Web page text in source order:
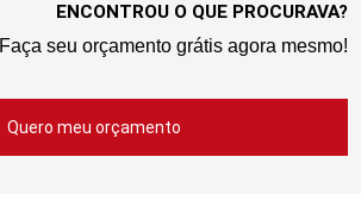
ENCONTROU O QUE PROCURAVA?
Faça seu orçamento grátis agora mesmo!
Quero meu orçamento